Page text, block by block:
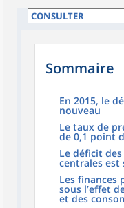
Sommaire
En 2015, le
nouveau
Le taux de
de 0,1 point
Le déficit
centrales est
Les finances
sous l’effet
et des